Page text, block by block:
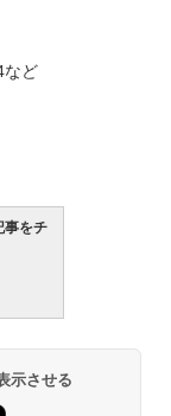
など
事をチ
示させる